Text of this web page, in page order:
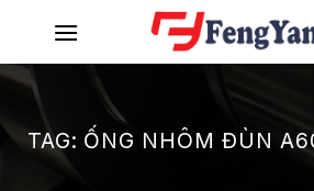
content
TAG: ỐNG NHÔM ĐÙN